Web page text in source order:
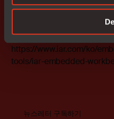
을 위한 효율성과 유연성을
다. 8,800개 이상의 Arm 디
임베디드 워크벤치에 대한
https://www.iar.com/ko/
tools/iar-embedded-
뉴스레터 구독하기